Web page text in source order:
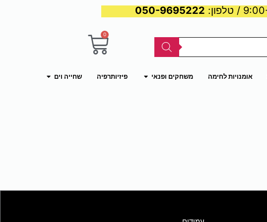
050-9695222
0
עגלת
אומנויות לחימה משחקים ופנאי פתח משחקים ופנאי
פיזיותרפיה שחייה וים פתח שחייה וים